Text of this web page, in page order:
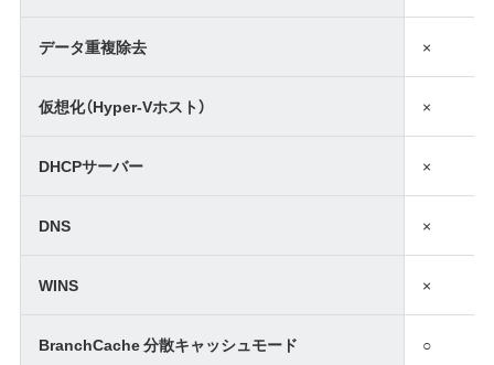
データ重複除去 ×
仮想化（Hyper-Vホスト） ×
DHCPサーバー ×
DNS ×
WINS ×
BranchCache 分散キャッシュモード ○